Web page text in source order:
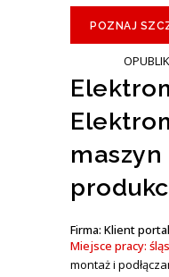
POZNAJ
Firma: Klient
Miejsce pracy:
montaż i